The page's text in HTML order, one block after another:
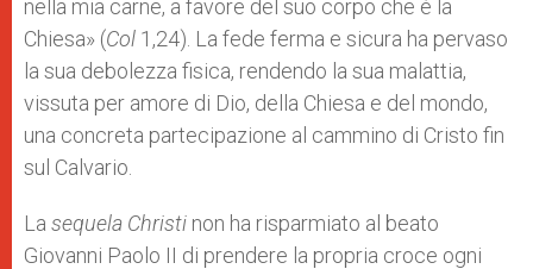
nella mia carne, a favore del suo corpo che è la
Chiesa» (Col 1,24). La fede ferma e sicura ha pervaso
la sua debolezza fisica, rendendo la sua malattia,
vissuta per amore di Dio, della Chiesa e del mondo,
una concreta partecipazione al cammino di Cristo fin
sul Calvario.
La sequela Christi non ha risparmiato al beato
Giovanni Paolo II di prendere la propria croce ogni